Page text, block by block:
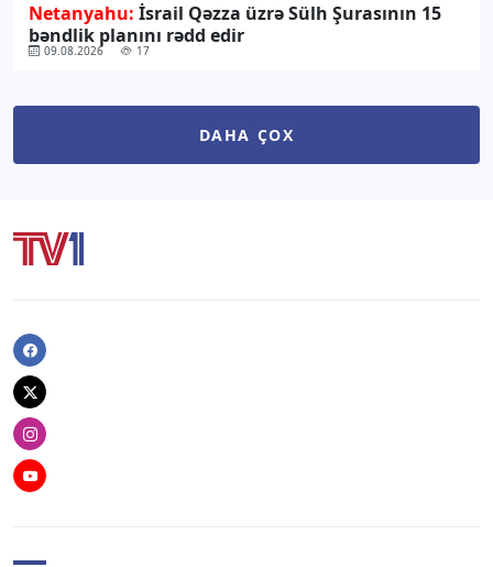
Netanyahu: İsrail Qəzza üzrə Sülh Şurasının 15
bəndlik planını rədd edir
09.08.2026 17
DAHA ÇOX
Facebook
Twitter
Instagram
Youtube